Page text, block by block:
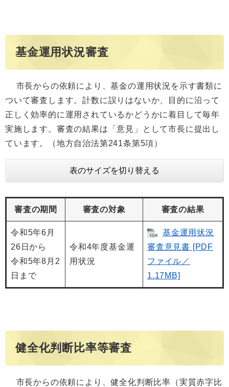
基金運用状況審査
市長からの依頼により、基金の運用状況を示す書類に
ついて審査します。計数に誤りはないか、目的に沿って
正しく効率的に運用されているかどうかに着目して毎年
実施します。審査の結果は「意見」として市長に提出し
ています。（地方自治法第241条第5項）
表のサイズを切り替える
審査の期間 審査の対象 審査の結果
令和5年6月
26日から
令和5年8月2
日まで
令和4年度基金運
用状況
基金運用状況
審査意見書 [PDF
ファイル／
1.17MB]
健全化判断比率等審査
市長からの依頼により、健全化判断比率（実質赤字比